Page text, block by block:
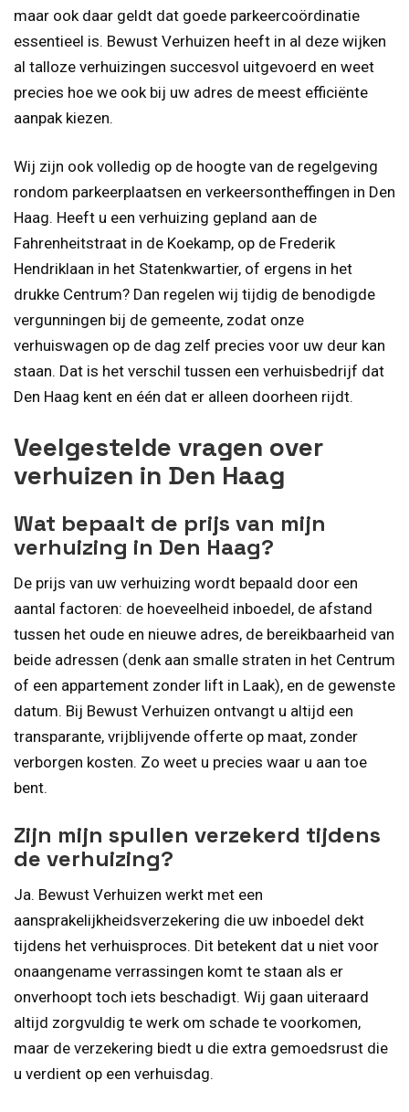
maar ook daar geldt dat goede parkeercoördinatie
essentieel is. Bewust Verhuizen heeft in al deze wijken
al talloze verhuizingen succesvol uitgevoerd en weet
precies hoe we ook bij uw adres de meest efficiënte
aanpak kiezen.
Wij zijn ook volledig op de hoogte van de regelgeving
rondom parkeerplaatsen en verkeersontheffingen in Den
Haag. Heeft u een verhuizing gepland aan de
Fahrenheitstraat in de Koekamp, op de Frederik
Hendriklaan in het Statenkwartier, of ergens in het
drukke Centrum? Dan regelen wij tijdig de benodigde
vergunningen bij de gemeente, zodat onze
verhuiswagen op de dag zelf precies voor uw deur kan
staan. Dat is het verschil tussen een verhuisbedrijf dat
Den Haag kent en één dat er alleen doorheen rijdt.
Veelgestelde vragen over
verhuizen in Den Haag
Wat bepaalt de prijs van mijn
verhuizing in Den Haag?
De prijs van uw verhuizing wordt bepaald door een
aantal factoren: de hoeveelheid inboedel, de afstand
tussen het oude en nieuwe adres, de bereikbaarheid van
beide adressen (denk aan smalle straten in het Centrum
of een appartement zonder lift in Laak), en de gewenste
datum. Bij Bewust Verhuizen ontvangt u altijd een
transparante, vrijblijvende offerte op maat, zonder
verborgen kosten. Zo weet u precies waar u aan toe
bent.
Zijn mijn spullen verzekerd tijdens
de verhuizing?
Ja. Bewust Verhuizen werkt met een
aansprakelijkheidsverzekering die uw inboedel dekt
tijdens het verhuisproces. Dit betekent dat u niet voor
onaangename verrassingen komt te staan als er
onverhoopt toch iets beschadigt. Wij gaan uiteraard
altijd zorgvuldig te werk om schade te voorkomen,
maar de verzekering biedt u die extra gemoedsrust die
u verdient op een verhuisdag.